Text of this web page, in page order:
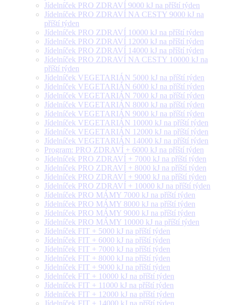
Jídelníček PRO ZDRAVÍ 9000 kJ na příští týden
Jídelníček PRO ZDRAVÍ NA CESTY 9000 kJ na
příští týden
Jídelníček PRO ZDRAVÍ 10000 kJ na příští týden
Jídelníček PRO ZDRAVÍ 12000 kJ na příští týden
Jídelníček PRO ZDRAVÍ 14000 kJ na příští týden
Jídelníček PRO ZDRAVÍ NA CESTY 10000 kJ na
příští týden
Jídelníček VEGETARIÁN 5000 kJ na příští týden
Jídelníček VEGETARIÁN 6000 kJ na příští týden
Jídelníček VEGETARIÁN 7000 kJ na příští týden
Jídelníček VEGETARIÁN 8000 kJ na příští týden
Jídelníček VEGETARIÁN 9000 kJ na příští týden
Jídelníček VEGETARIÁN 10000 kJ na příští týden
Jídelníček VEGETARIÁN 12000 kJ na příští týden
Jídelníček VEGETARIÁN 14000 kJ na příští týden
Program: PRO ZDRAVÍ + 6000 kJ na příští týden
Jídelníček PRO ZDRAVÍ + 7000 kJ na příští týden
Jídelníček PRO ZDRAVÍ + 8000 kJ na příští týden
Jídelníček PRO ZDRAVÍ + 9000 kJ na příští týden
Jídelníček PRO ZDRAVÍ + 10000 kJ na příští týden
Jídelníček PRO MÁMY 7000 kJ na příští týden
Jídelníček PRO MÁMY 8000 kJ na příští týden
Jídelníček PRO MÁMY 9000 kJ na příští týden
Jídelníček PRO MÁMY 10000 kJ na příští týden
Jídelníček FIT + 5000 kJ na příští týden
Jídelníček FIT + 6000 kJ na příští týden
Jídelníček FIT + 7000 kJ na příští týden
Jídelníček FIT + 8000 kJ na příští týden
Jídelníček FIT + 9000 kJ na příští týden
Jídelníček FIT + 10000 kJ na příští týden
Jídelníček FIT + 11000 kJ na příští týden
Jídelníček FIT + 12000 kJ na příští týden
Jídelníček FIT + 14000 kJ na příští týden